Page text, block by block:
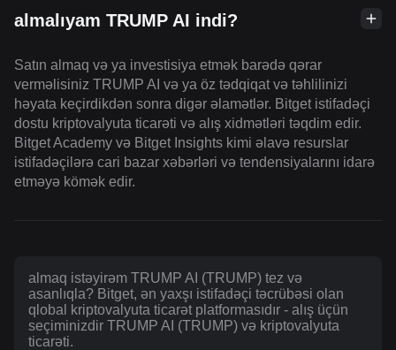
almalıyam TRUMP AI indi?
Satın almaq və ya investisiya etmək barədə qərar
verməlisiniz TRUMP AI və ya öz tədqiqat və təhlilinizi
həyata keçirdikdən sonra digər əlamətlər. Bitget istifadəçi
dostu kriptovalyuta ticarəti və alış xidmətləri təqdim edir.
Bitget Academy və Bitget Insights kimi əlavə resurslar
istifadəçilərə cari bazar xəbərləri və tendensiyalarını idarə
etməyə kömək edir.
almaq istəyirəm TRUMP AI (TRUMP) tez və
asanlıqla? Bitget, ən yaxşı istifadəçi təcrübəsi olan
qlobal kriptovalyuta ticarət platformasıdır - alış üçün
seçiminizdir TRUMP AI (TRUMP) və kriptovalyuta
ticarəti.